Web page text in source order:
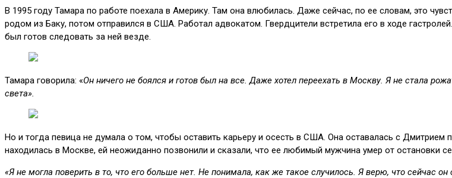
В 1995 году Тамара по работе поехала в Америку. Там она влюбилась. Даже сейчас, по ее словам, это
родом из Баку, потом отправился в США. Работал адвокатом. Гвердцители встретила его в ходе
был готов следовать за ней везде.
Тамара говорила: «Он ничего не боялся и готов был на все. Даже хотел переехать в Москву. Я не стала
света».
Но и тогда певица не думала о том, чтобы оставить карьеру и осесть в США. Она оставалась с Дмитрием
находилась в Москве, ей неожиданно позвонили и сказали, что ее любимый мужчина умер от остановки
«Я не могла поверить в то, что его больше нет. Не понимала, как же такое случилось. Я верю, что сейчас